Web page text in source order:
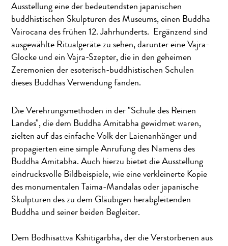
Ausstellung eine der bedeutendsten japanischen
buddhistischen Skulpturen des Museums, einen Buddha
Vairocana des frühen 12. Jahrhunderts. Ergänzend sind
ausgewählte Ritualgeräte zu sehen, darunter eine Vajra-
Glocke und ein Vajra-Szepter, die in den geheimen
Zeremonien der esoterisch-buddhistischen Schulen
dieses Buddhas Verwendung fanden.
Die Verehrungsmethoden in der "Schule des Reinen
Landes", die dem Buddha Amitabha gewidmet waren,
zielten auf das einfache Volk der Laienanhänger und
propagierten eine simple Anrufung des Namens des
Buddha Amitabha. Auch hierzu bietet die Ausstellung
eindrucksvolle Bildbeispiele, wie eine verkleinerte Kopie
des monumentalen Taima-Mandalas oder japanische
Skulpturen des zu dem Gläubigen herabgleitenden
Buddha und seiner beiden Begleiter.
Dem Bodhisattva Kshitigarbha, der die Verstorbenen aus